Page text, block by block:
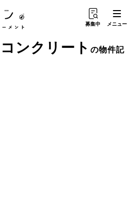
募集中 メニュー
コンクリート の物件記